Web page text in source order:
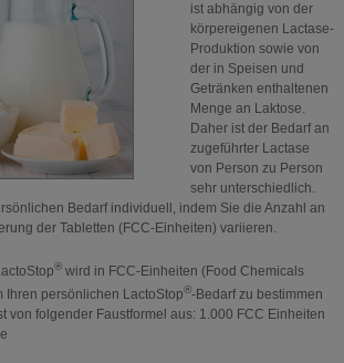
ist abhängig von der
körpereigenen Lactase-
Produktion sowie von
der in Speisen und
Getränken enthaltenen
Menge an Laktose.
Daher ist der Bedarf an
zugeführter Lactase
von Person zu Person
sehr unterschiedlich.
Bedarf individuell, indem Sie die Anzahl an
der Tabletten (FCC-Einheiten) variieren.
®wird in FCC-Einheiten (Food Chemicals
Ihren persönlichen LactoStop®-Bedarf zu bestimmen
von folgender Faustformel aus: 1.000 FCC Einheiten